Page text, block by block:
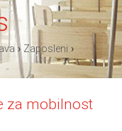
›Zaposleni ›
za mobilnost